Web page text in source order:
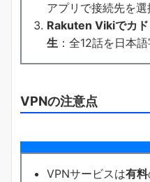
アプリで接続先を選
Rakuten Vikiでカ
生 ：全12話を日本
VPNの注意点
VPNサービスは有料